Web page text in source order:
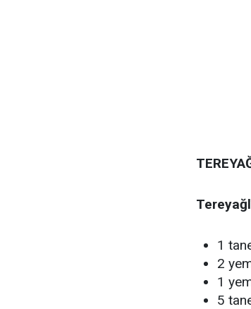
1
2
1
5